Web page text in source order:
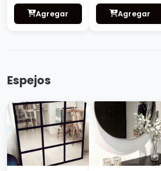
Agregar Agregar
Espejos